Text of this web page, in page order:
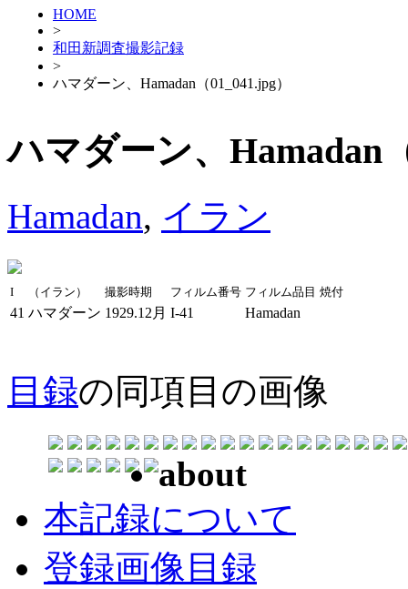
HOME
>
和田新調査撮影記録
>
ハマダーン、Hamadan（01_041.jpg）
ハマダーン、Hamadan
Hamadan, イラン
I （イラン） 撮影時期 フィルム番号 フィルム品目 焼付
41 ハマダーン 1929.12月 I-41 Hamadan
目録の同項目の画像
about
本記録について
登録画像目録